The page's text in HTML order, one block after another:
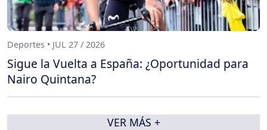
Deportes • JUL 27 / 2026
Sigue la Vuelta a España: ¿Oportunidad para
Nairo Quintana?
VER MÁS +